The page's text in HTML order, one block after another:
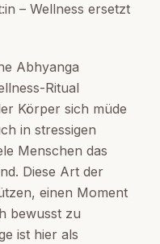
– Wellness ersetzt
Abhyanga
Ritual
Körper sich müde
in stressigen
Menschen das
Diese Art der
einen Moment
bewusst zu
ist hier als